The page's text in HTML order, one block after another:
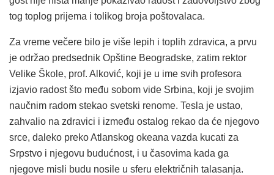
tog toplog prijema i tolikog broja poštovalaca.
Za vreme večere bilo je više lepih i toplih zdravica, a prvu
je održao predsednik Opštine Beogradske, zatim rektor
Velike Škole, prof. Alković, koji je u ime svih profesora
izjavio radost što među sobom vide Srbina, koji je svojim
naučnim radom stekao svetski renome. Tesla je ustao,
zahvalio na zdravici i između ostalog rekao da će njegovo
srce, daleko preko Atlanskog okeana vazda kucati za
Srpstvo i njegovu budućnost, i u časovima kada ga
njegove misli budu nosile u sferu električnih talasanja.